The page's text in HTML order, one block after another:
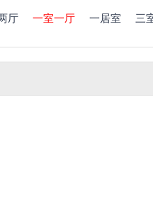
厅 一室一厅 一居室 三